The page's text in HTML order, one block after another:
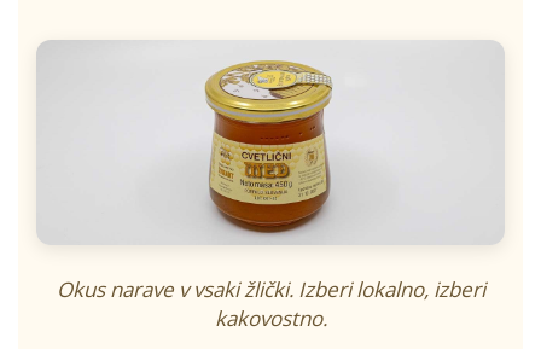
Okus narave v vsaki žlički. Izberi lokalno, izberi
kakovostno.